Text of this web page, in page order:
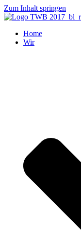
Zum Inhalt springen
Home
Wir